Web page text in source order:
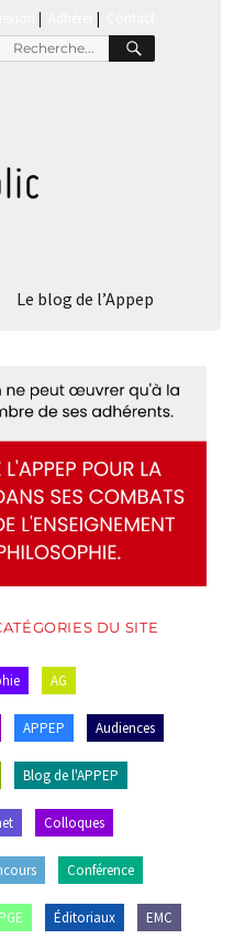
|
Le blog de l’Appep
DU SITE
AG
APPEP Audiences
Blog de l'APPEP
Colloques
Conférence
Éditoriaux EMC